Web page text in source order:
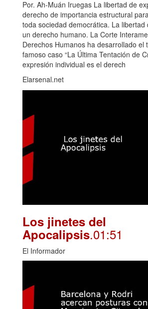
Por. Ah-Muán Iruegas La libertad de
derecho de importancia estructural
toda sociedad democrática. La libertad
un derecho humano. La Corte
Derechos Humanos ha desarrollado el
famoso caso “La Última Tentación de
expresión individual es el derech
Elarsenal.net
Los jinetes del
Apocalipsis.01:51
El Informador